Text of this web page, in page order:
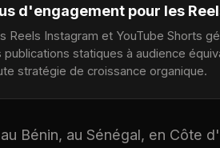
d'engagement pour les
Reels Instagram et YouTube Shorts
publications statiques à audience
stratégie de croissance organique.
Bénin, au Sénégal, en Côte